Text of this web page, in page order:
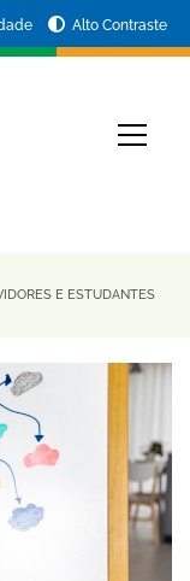
Alto Contraste
E ESTUDANTES